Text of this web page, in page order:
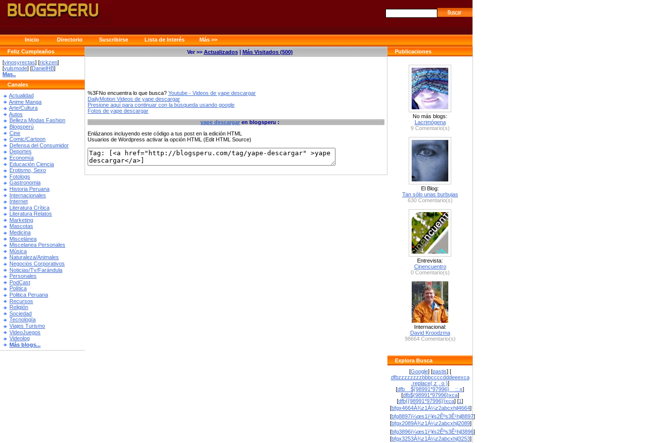
Inicio Directorio Suscribirse Lista de Interés
Más >>
Feliz Cumpleaños
[vinosyrectas] [rickzen]
[yulsmode] [DanielHB]
Mas..
Canales
Actualidad
Anime Manga
Arte/Cultura
Autos
Belleza Modas Fashion
Blogsperú
Cine
Comic/Cartoon
Defensa del Consumidor
Deportes
Economía
Educación Ciencia
Erotismo, Sexo
Fotologs
Gastronomia
Historia Peruana
Internacionales
Internet
Literatura Crítica
Literatura Relatos
Marketing
Mascotas
Medicina
Miscelánea
Miscelanea Personales
Música
Naturaleza/Animales
Negocios Corporativos
Noticias/Tv/Farándula
Personales
PodCast
Política
Politica Peruana
Recursos
Religión
Sociedad
Tecnología
Viajes Turismo
VideoJuegos
Videolog
Más blogs...
Publicaciones
No más blogs:
Lacrimógena
9 Comentario(s)
El Blog:
Tan sólo unas burbujas
630 Comentario(s)
Entrevista:
Cinencuentro
0 Comentario(s)
Internacional:
David Kroodzma
98664 Comentario(s)
Explora Busca
[Google] [pastis] [
dfbzzzzzzzzbbbccccdddeeexca
.replace( z , o )]
[dfb__${98991*97996}__::.x]
[dfb${98991*97996}xca]
[dfb{{98991*97996}}xca] [1]
[bfgx4664À¾z1À¼z2abcxhjl4664]
[bfg8897ï¼œs1ï¹¥s2Êºs3Ê¹hjl8897]
[bfgx2089À¾z1À¼z2abcxhjl2089]
[bfg3896ï¼œs1ï¹¥s2Êºs3Ê¹hjl3896]
[bfgx3253À¾z1À¼z2abcxhjl3253]
Ver >> Actualizados| Más Visitados (500)
%3FNo encuentra lo que busca? Youtube - Videos de yape descargar
DailyMotion Videos de yape descargar
Presione aquí para continuar con la búsqueda usando google
Fotos de yape descargar
yape descargaren blogsperu :
Enlázanos incluyendo este código a tus post en la edición HTML
Usuarios de Wordpress activar la opción HTML (Edit HTML Source)